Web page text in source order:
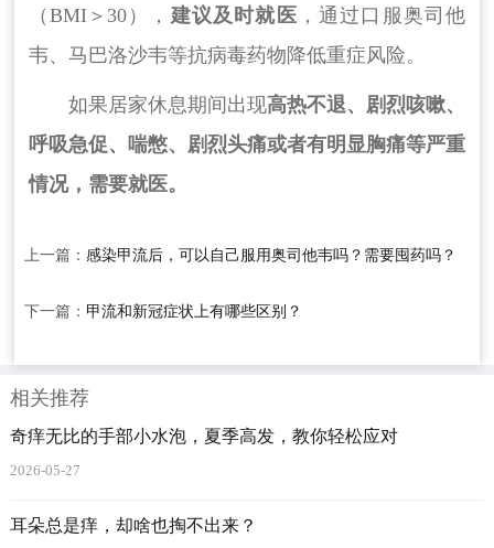
（BMI＞30）， 建议及时就医 ，通过口服奥司他
韦、马巴洛沙韦等抗病毒药物降低重症风险。
如果居家休息期间出现高热不退、剧烈咳嗽、
呼吸急促、喘憋、剧烈头痛或者有明显胸痛等严重
情况，需要就医。
上一篇： 感染甲流后，可以自己服用奥司他韦吗？需要囤药吗？
下一篇： 甲流和新冠症状上有哪些区别？
相关推荐
奇痒无比的手部小水泡，夏季高发，教你轻松应对
2026-05-27
耳朵总是痒，却啥也掏不出来？